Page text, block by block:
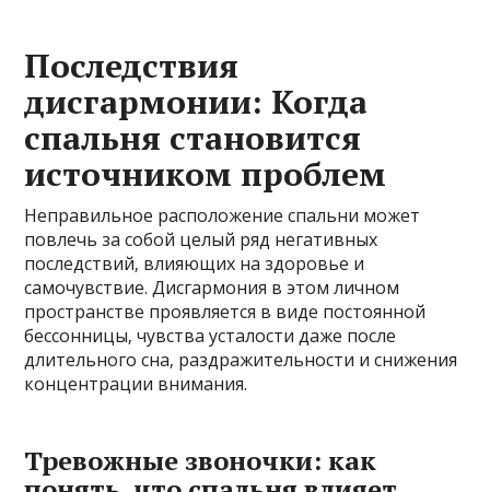
Последствия
дисгармонии: Когда
спальня становится
источником проблем
Неправильное расположение спальни может
повлечь за собой целый ряд негативных
последствий‚ влияющих на здоровье и
самочувствие. Дисгармония в этом личном
пространстве проявляется в виде постоянной
бессонницы‚ чувства усталости даже после
длительного сна‚ раздражительности и снижения
концентрации внимания.
Тревожные звоночки: как